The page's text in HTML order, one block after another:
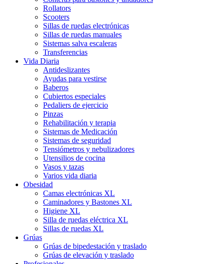
Rollators
Scooters
Sillas de ruedas electrónicas
Sillas de ruedas manuales
Sistemas salva escaleras
Transferencias
Vida Diaria
Antideslizantes
Ayudas para vestirse
Baberos
Cubiertos especiales
Pedaliers de ejercicio
Pinzas
Rehabilitación y terapia
Sistemas de Medicación
Sistemas de seguridad
Tensiómetros y nebulizadores
Utensilios de cocina
Vasos y tazas
Varios vida diaria
Obesidad
Camas electrónicas XL
Caminadores y Bastones XL
Higiene XL
Silla de ruedas eléctrica XL
Sillas de ruedas XL
Grúas
Grúas de bipedestación y traslado
Grúas de elevación y traslado